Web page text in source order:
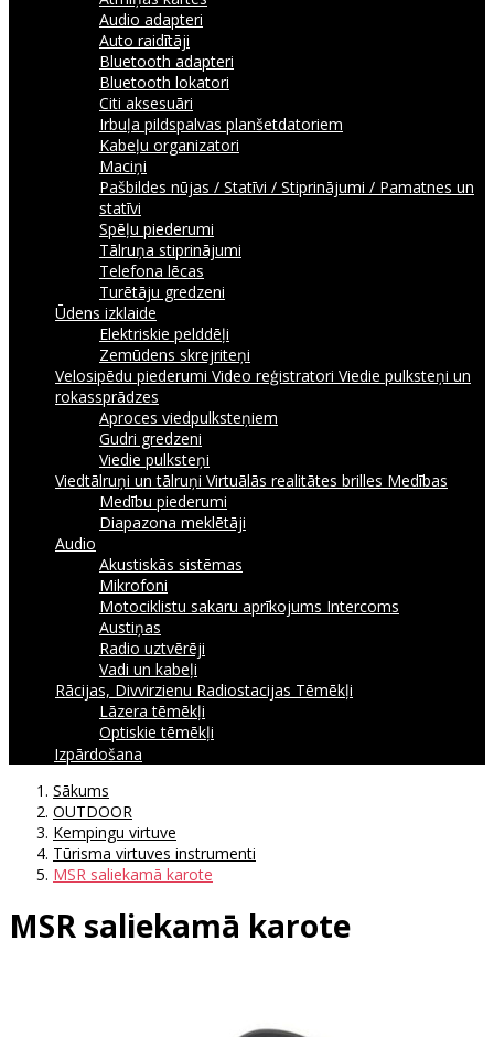
Audio adapteri
Auto raidītāji
Bluetooth adapteri
Bluetooth lokatori
Citi aksesuāri
Irbuļa pildspalvas planšetdatoriem
Kabeļu organizatori
Maciņi
Pašbildes nūjas / Statīvi / Stiprinājumi / Pamatnes un
statīvi
Spēļu piederumi
Tālruņa stiprinājumi
Telefona lēcas
Turētāju gredzeni
Ūdens izklaide
Elektriskie pelddēļi
Zemūdens skrejriteņi
Velosipēdu piederumi Video reģistratori Viedie pulksteņi un
rokassprādzes
Aproces viedpulksteņiem
Gudri gredzeni
Viedie pulksteņi
Viedtālruņi un tālruņi Virtuālās realitātes brilles Medības
Medību piederumi
Diapazona meklētāji
Audio
Akustiskās sistēmas
Mikrofoni
Motociklistu sakaru aprīkojums Intercoms
Austiņas
Radio uztvērēji
Vadi un kabeļi
Rācijas, Divvirzienu Radiostacijas Tēmēkļi
Lāzera tēmēkļi
Optiskie tēmēkļi
Izpārdošana
Sākums
OUTDOOR
Kempingu virtuve
Tūrisma virtuves instrumenti
MSR saliekamā karote
MSR saliekamā karote